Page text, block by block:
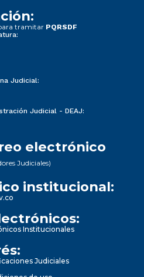
tramitar PQRSDF
Judicial:
Judicial - DEAJ:
electrónico
Judiciales)
institucional:
Institucionales
Judiciales